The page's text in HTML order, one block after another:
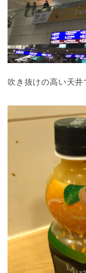
吹き抜けの高い天井